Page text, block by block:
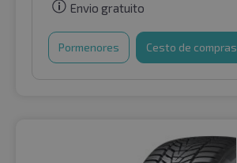
Envio gratuito
Pormenores Cesto de compras